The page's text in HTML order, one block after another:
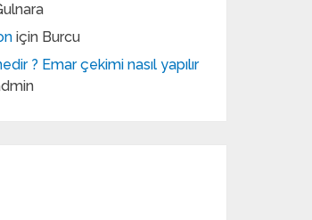
için Burcu
? Emar çekimi nasıl yapılır